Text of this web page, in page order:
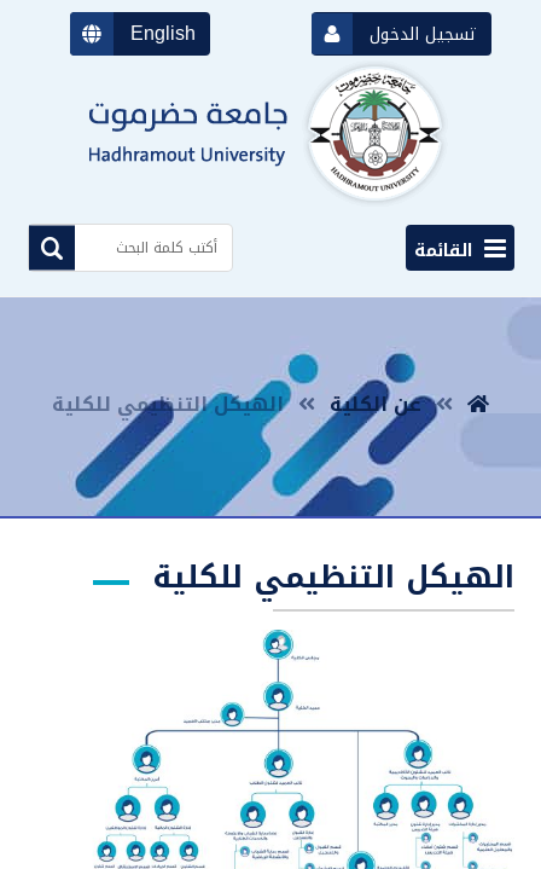
English تسجيل الدخول
القائمة
عن الكلية الهيكل التنظيمي للكلية
الهيكل التنظيمي للكلية